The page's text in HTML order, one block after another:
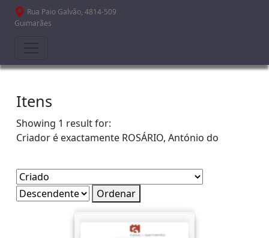
Passar para o conteúdo principal
Rua Paio Galvão, 4814-509
Guimarães
Itens
Showing 1 result for:
Criador é exactamente ROSÁRIO, António do
Ordenar